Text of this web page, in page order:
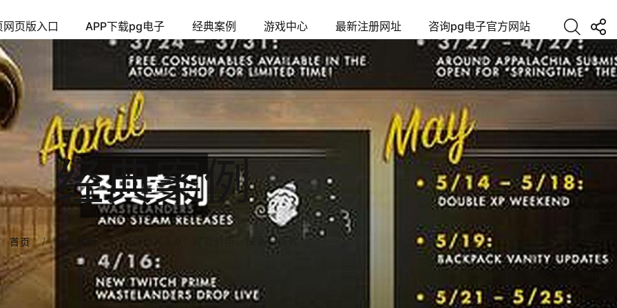
网页版入口 APP下载pg电子 经典案例 游戏中心 最新注册网址 咨询pg电子官方网站
经典案例
首页 经典案例 魔兽世界9.0：经验封印，探索新境界